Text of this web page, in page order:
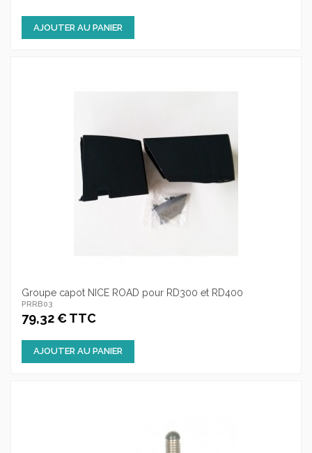
AJOUTER AU PANIER
Groupe capot NICE ROAD pour RD300 et RD400
PRRB03
79,32 € TTC
AJOUTER AU PANIER